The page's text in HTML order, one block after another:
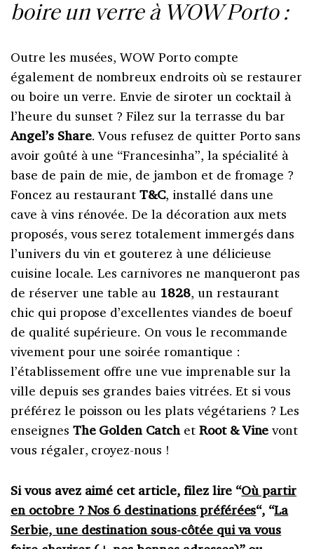
boire un verre à WOW Porto :
Outre les musées, WOW Porto compte
également de nombreux endroits où se restaurer
ou boire un verre. Envie de siroter un cocktail à
l’heure du sunset ? Filez sur la terrasse du bar
Angel’s Share. Vous refusez de quitter Porto sans
avoir goûté à une “Francesinha”, la spécialité à
base de pain de mie, de jambon et de fromage ?
Foncez au restaurantT&C, installé dans une
cave à vins rénovée. De la décoration aux mets
proposés, vous serez totalement immergés dans
l’univers du vin et gouterez à une délicieuse
cuisine locale. Les carnivores ne manqueront pas
de réserver une table au 1828, un restaurant
chic qui propose d’excellentes viandes de boeuf
de qualité supérieure. On vous le recommande
vivement pour une soirée romantique :
l’établissement offre une vue imprenable sur la
ville depuis ses grandes baies vitrées. Et si vous
préférez le poisson ou les plats végétariens ? Les
enseignes The Golden Catch et Root & Vine vont
vous régaler, croyez-nous !
Si vous avez aimé cet article, filez lire “Où partir
en octobre ? Nos 6 destinations préférées“, “La
Serbie, une destination sous-côtée qui va vous